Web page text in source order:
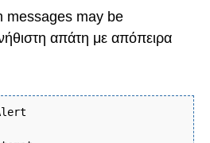
messages may be
απάτη με απόπειρα